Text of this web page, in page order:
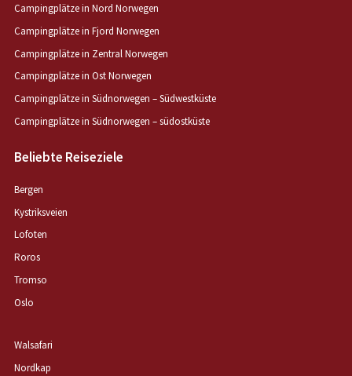
Campingplätze in Nord Norwegen
Campingplätze in Fjord Norwegen
Campingplätze in Zentral Norwegen
Campingplätze in Ost Norwegen
Campingplätze in Südnorwegen – Südwestküste
Campingplätze in Südnorwegen – südostküste
Beliebte Reiseziele
Bergen
Kystriksveien
Lofoten
Roros
Tromso
Oslo
Walsafari
Nordkap